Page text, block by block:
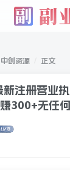
中创资源 正文
新注册营业
300+无任何